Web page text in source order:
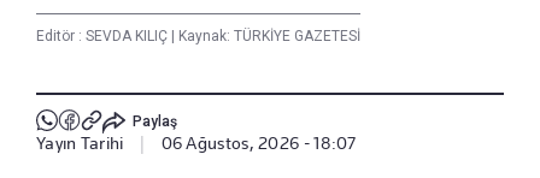
Editör : SEVDA KILIÇ | Kaynak: TÜRKİYE GAZETESİ
Paylaş
Yayın Tarihi 06 Ağustos, 2026 - 18:07